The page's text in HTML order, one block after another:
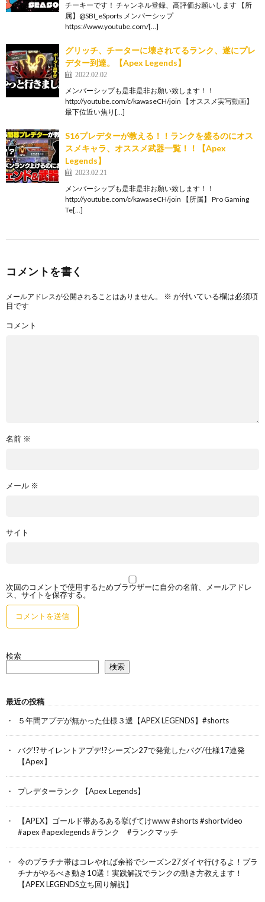
チーキーです！ チャンネル登録、高評価お願いします 【所
属】@SBI_eSports メンバーシップ
https://www.youtube.com/[…]
グリッチ、チーターに壊されてるランク、遂にプレ
デター到達。【Apex Legends】
2022.02.02
メンバーシップも是非是非お願い致します！！
http://youtube.com/c/kawaseCH/join 【オススメ実写動画】
最下位近い焦り[…]
S16プレデターが教える！！ランクを盛るのにオス
スメキャラ、オススメ武器一覧！！【Apex
Legends】
2023.02.21
メンバーシップも是非是非お願い致します！！
http://youtube.com/c/kawaseCH/join 【所属】 Pro Gaming
Te[…]
コメントを書く
メールアドレスが公開されることはありません。 ※ が付いている欄は必須項
目です
コメント
名前 ※
メール ※
サイト
次回のコメントで使用するためブラウザーに自分の名前、メールアドレ
ス、サイトを保存する。
検索
検索
最近の投稿
５年間アプデが無かった仕様３選【APEX LEGENDS】#shorts
バグ!?サイレントアプデ!?シーズン27で発覚したバグ/仕様17連発
【Apex】
プレデターランク 【Apex Legends】
【APEX】ゴールド帯あるある挙げてけwww #shorts #shortvideo
#apex #apexlegends #ランク #ランクマッチ
今のプラチナ帯はコレやれば余裕でシーズン27ダイヤ行けるよ！プラ
チナがやるべき動き10選！実践解説でランクの動き方教えます！
【APEX LEGENDS立ち回り解説】